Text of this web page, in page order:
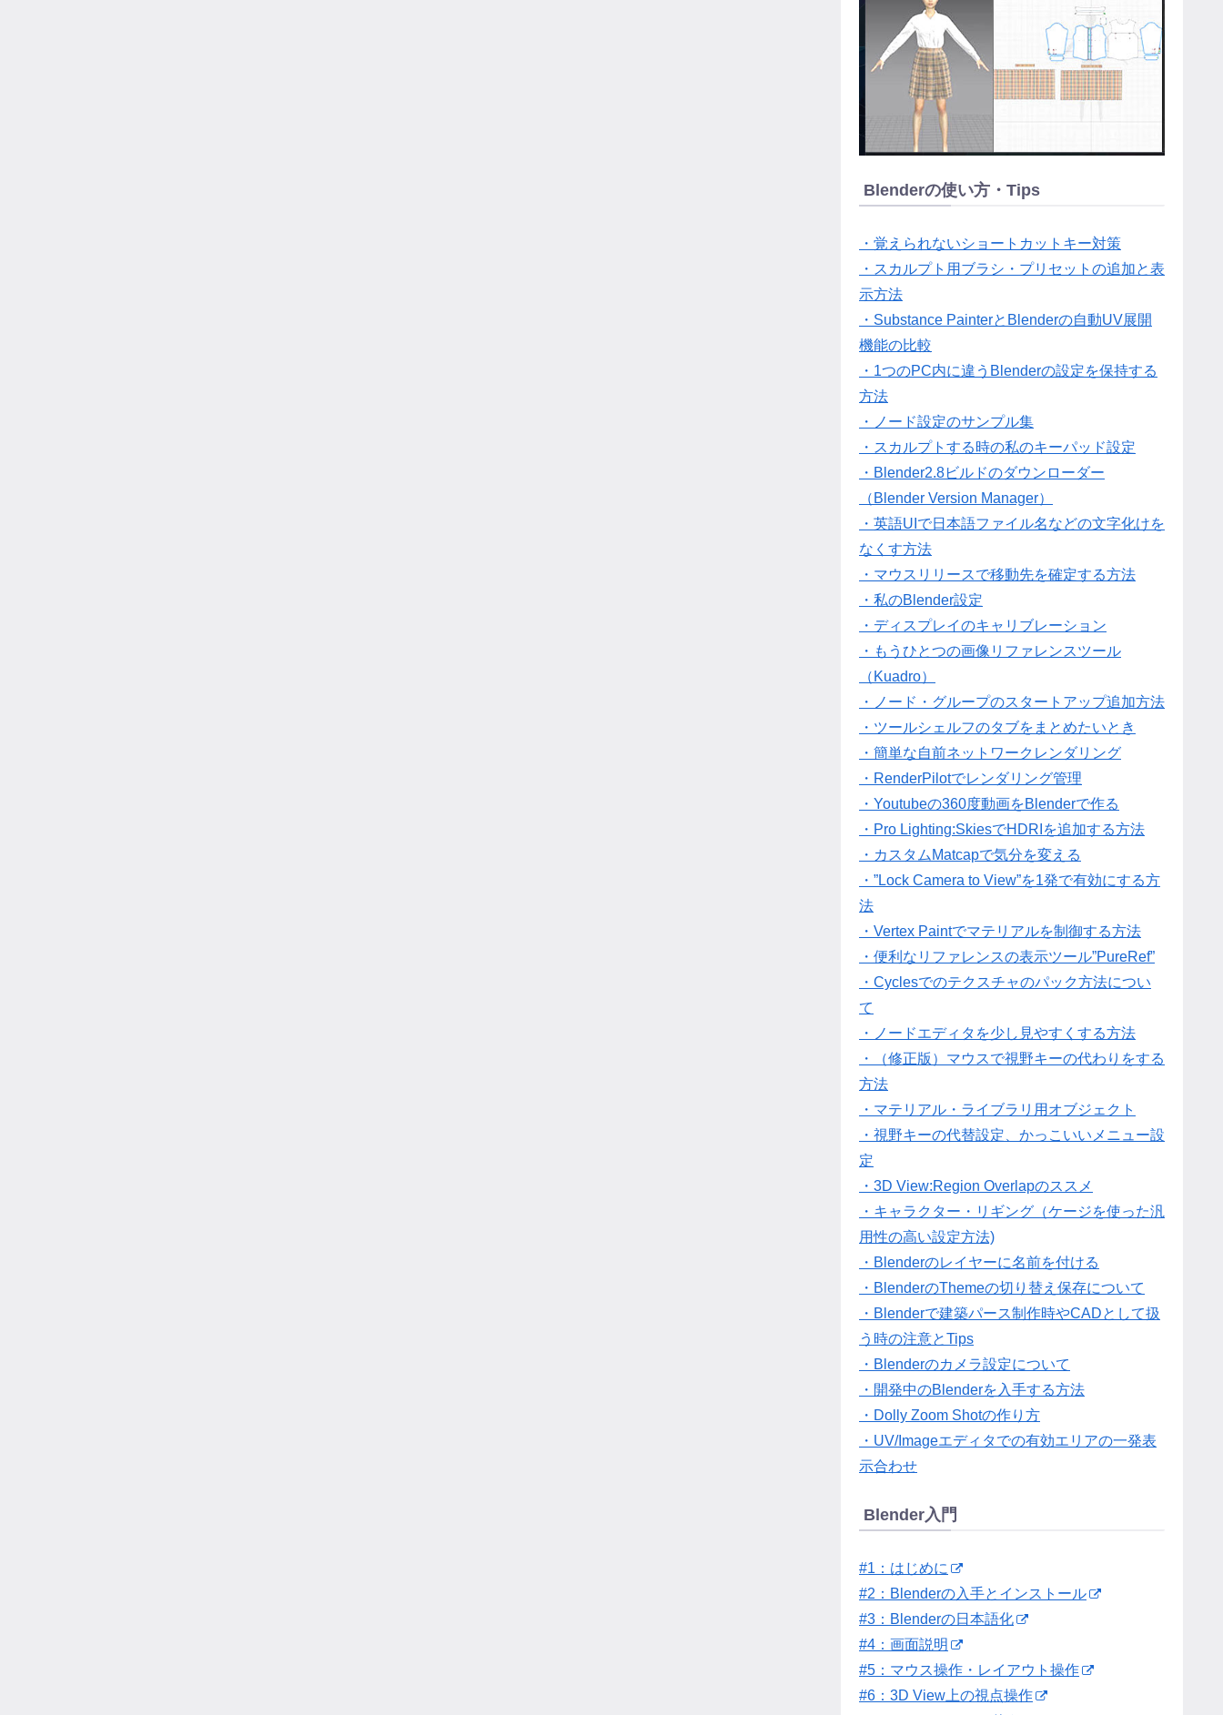
Blenderの使い方・Tips
・覚えられないショートカットキー対策
・スカルプト用ブラシ・プリセットの追加と表
示方法
・Substance PainterとBlenderの自動UV展開
機能の比較
・1つのPC内に違うBlenderの設定を保持する
方法
・ノード設定のサンプル集
・スカルプトする時の私のキーパッド設定
・Blender2.8ビルドのダウンローダー
（Blender Version Manager）
・英語UIで日本語ファイル名などの文字化けを
なくす方法
・マウスリリースで移動先を確定する方法
・私のBlender設定
・ディスプレイのキャリブレーション
・もうひとつの画像リファレンスツール
（Kuadro）
・ノード・グループのスタートアップ追加方法
・ツールシェルフのタブをまとめたいとき
・簡単な自前ネットワークレンダリング
・RenderPilotでレンダリング管理
・Youtubeの360度動画をBlenderで作る
・Pro Lighting:SkiesでHDRIを追加する方法
・カスタムMatcapで気分を変える
・”Lock Camera to View”を1発で有効にする方
法
・Vertex Paintでマテリアルを制御する方法
・便利なリファレンスの表示ツール”PureRef”
・Cyclesでのテクスチャのパック方法につい
て
・ノードエディタを少し見やすくする方法
・（修正版）マウスで視野キーの代わりをする
方法
・マテリアル・ライブラリ用オブジェクト
・視野キーの代替設定、かっこいいメニュー設
定
・3D View:Region Overlapのススメ
・キャラクター・リギング（ケージを使った汎
用性の高い設定方法)
・Blenderのレイヤーに名前を付ける
・BlenderのThemeの切り替え保存について
・Blenderで建築パース制作時やCADとして扱
う時の注意とTips
・Blenderのカメラ設定について
・開発中のBlenderを入手する方法
・Dolly Zoom Shotの作り方
・UV/Imageエディタでの有効エリアの一発表
示合わせ
Blender入門
#1：はじめに
#2：Blenderの入手とインストール
#3：Blenderの日本語化
#4：画面説明
#5：マウス操作・レイアウト操作
#6：3D View上の視点操作